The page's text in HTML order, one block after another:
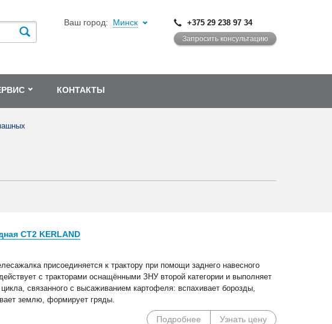
Ваш город: Минск +375 29 238 97 34
Запросить консультацию
КОНТАКТЫ
СТ2 KERLAND
присоединяется к трактору при помощи заднего навесного
с тракторами оснащёнными ЗНУ второй категории и выполняет
связанного с высаживанием картофеля: вспахивает борозды,
землю, формирует гряды.
Подробнее Узнать цену